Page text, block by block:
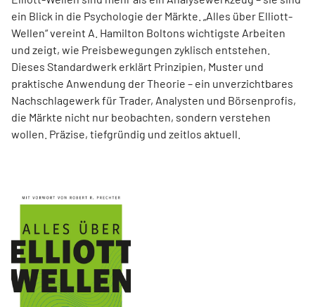
ein Blick in die Psychologie der Märkte. „Alles über Elliott-
Wellen“ vereint A. Hamilton Boltons wichtigste Arbeiten
und zeigt, wie Preisbewegungen zyklisch entstehen.
Dieses Standardwerk erklärt Prinzipien, Muster und
praktische Anwendung der Theorie – ein unverzichtbares
Nachschlagewerk für Trader, Analysten und Börsenprofis,
die Märkte nicht nur beobachten, sondern verstehen
wollen. Präzise, tiefgründig und zeitlos aktuell.